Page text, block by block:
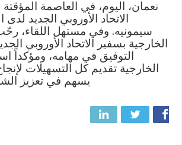
نعمان، اليوم، في العاصمة
الاتحاد الأوروبي الجديد لدى
سيمونيه. وفي مستهل اللقاء،
الخارجية بسفير الاتحاد الأوروبي
التوفيق في مهامه، ومؤكداً
الخارجية تقديم كل التسهيلات
يسهم في تعزيز